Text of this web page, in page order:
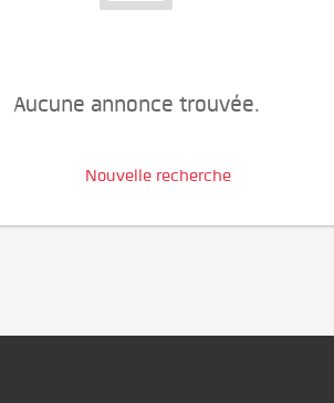
Aucune annonce trouvée.
Nouvelle recherche